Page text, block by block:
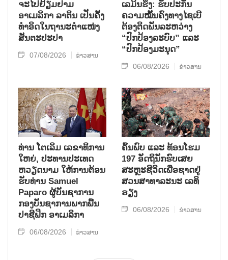
ຈະໄປຢ້ຽມຢາມ
ອາເມລິກາ ລາຕິນ ເປັນຄັ້ງ
ທຳອິດໃນຖານະຕຳແໜ່ງ
ສັນຕະປະປາ
07/08/2026 ຂ່າວສານ
ເລມິນຮຶງ: ຮັບປະກັນ
ຄວາມໝັ້ນຄົງທາງໄຊເບີ
ຕ້ອງຕິດພັນລະຫວ່າງ
“ປົກປ້ອງລະບົບ” ແລະ
“ປົກປ້ອງມະນຸດ”
06/08/2026 ຂ່າວສານ
ທ່ານ ໂຕ​ເລິມ ເລ​ຂາ​ທິ​ການ​
ໃຫຍ່, ປະ​ທານ​ປະ​ເທດ ​
ຫວຽດ​ນາມ ໃຫ້​ການ​ຕ້ອນ​
ຮັບ​ທ່ານ Samuel
Paparo ຜູ້​ບັນ​ຊາ​ການ
ກອງ​ບັນ​ຊາ​ການພາກ​ພື້ນ​
ປາ​ຊີ​ຟິກ ອາ​ເມ​ລິ​ກາ
06/08/2026 ຂ່າວສານ
ຄົ້ນ​ພົບ ແລະ ທ້ອນ​ໂຮມ
197 ອັດ​ຖິ​ນັກ​ຮົບ​ເສຍ​
ສະຫຼະ​ຊີ​ວິດ​ເພື່ອ​ຊາດ​ຢູ່​
ສວນ​ສາ​ທາ​ລະ​ນະ ເລ​ທິ​
ຣຽງ
06/08/2026 ຂ່າວສານ